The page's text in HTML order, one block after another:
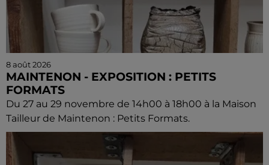
8 août 2026
MAINTENON - EXPOSITION : PETITS
FORMATS
Du 27 au 29 novembre de 14h00 à 18h00 à la Maison
Tailleur de Maintenon : Petits Formats.